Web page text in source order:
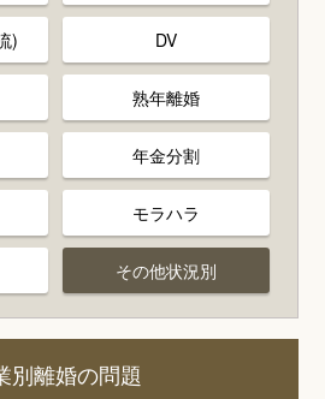
) DV
熟年離婚
年金分割
モラハラ
その他状況別
別離婚の問題